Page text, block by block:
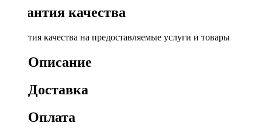
Гарантия качества
Гарантия качества на предоставляемые услуги и товары
Описание
Доставка
Оплата